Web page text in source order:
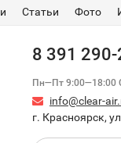
Статьи Фото
8 391
Пн—Пт 9:00—18:00
info@clear-
г. Красноярск,